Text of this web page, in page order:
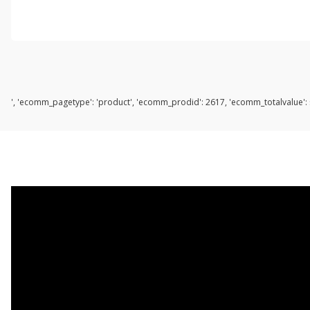
', 'ecomm_pagetype': 'product', 'ecomm_prodid': 2617, 'ecomm_totalvalue':